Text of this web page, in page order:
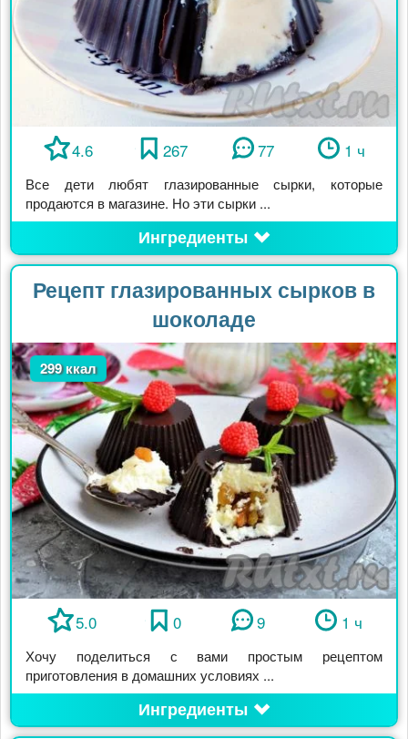
4.6 267 77 1 ч
Все дети любят глазированные сырки, которые
продаются в магазине. Но эти сырки ...
Ингредиенты
Рецепт глазированных сырков в
шоколаде
299 ккал
5.0 0 9 1 ч
Хочу поделиться с вами простым рецептом
приготовления в домашних условиях ...
Ингредиенты